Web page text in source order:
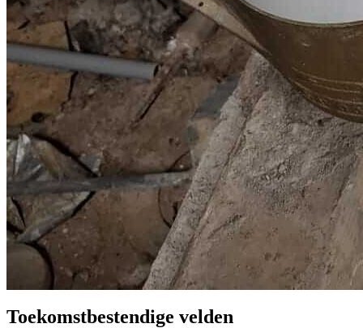
Toekomstbestendige velden